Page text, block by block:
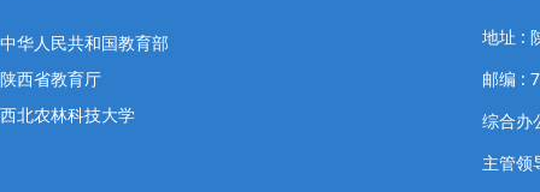
中华人民共和国教育部
陕西省教育厅
西北农林科技大学
地址 :
邮编 :
综合办
主管